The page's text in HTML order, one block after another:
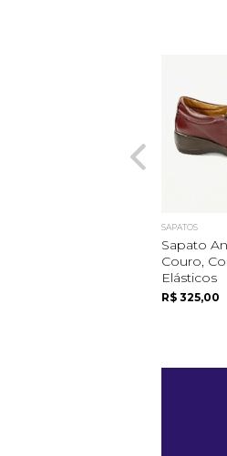
SAPATOS
Sapato
Couro,
Elásticos
R$ 325,00